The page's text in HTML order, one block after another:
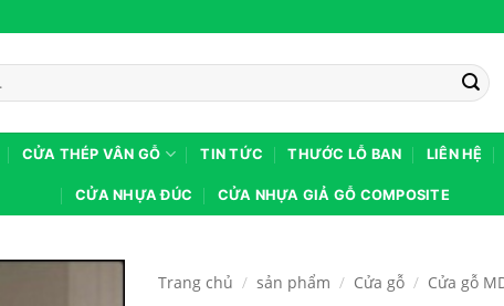
CỬA THÉP VÂN GỖ TIN TỨC THƯỚC LỖ BAN LIÊN HỆ
CỬA NHỰA ĐÚC CỬA NHỰA GIẢ GỖ COMPOSITE
Trang chủ / sản phẩm / Cửa gỗ / Cửa gỗ